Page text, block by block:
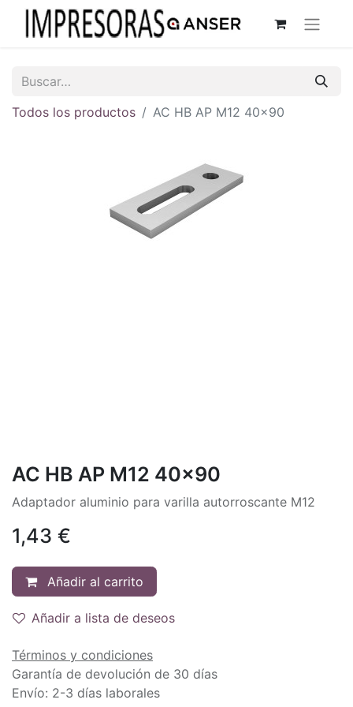
Todos los productos AC HB AP M12 40x90
AC HB AP M12 40x90
Adaptador aluminio para varilla autorroscante M12
1,43 €
Añadir al carrito
Añadir a lista de deseos
Términos y condiciones
Garantía de devolución de 30 días
Envío: 2-3 días laborales